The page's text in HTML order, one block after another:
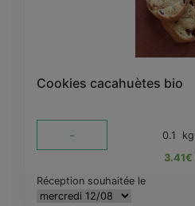
Cookies cacahuètes bio
- 0.1 kg
3.41€
Réception souhaitée le